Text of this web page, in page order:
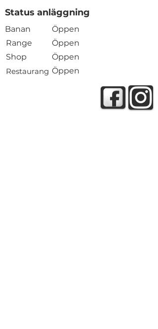
Status anläggning
Banan
Range
Shop
Restaurang
Öppen
Öppen
Öppen
Öppen